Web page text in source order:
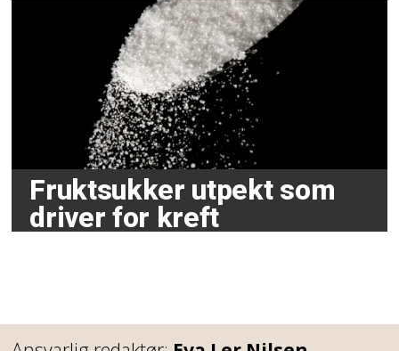
Fruktsukker utpekt som
driver for kreft